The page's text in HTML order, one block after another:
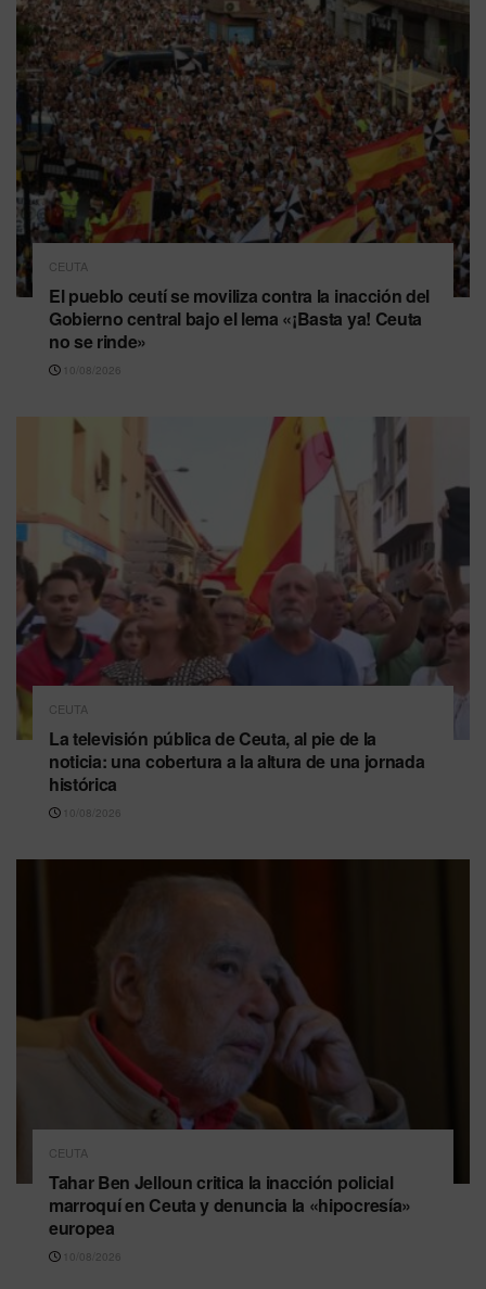
CEUTA
El pueblo ceutí se moviliza contra la inacción del
Gobierno central bajo el lema «¡Basta ya! Ceuta
no se rinde»
10/08/2026
CEUTA
La televisión pública de Ceuta, al pie de la
noticia: una cobertura a la altura de una jornada
histórica
10/08/2026
CEUTA
Tahar Ben Jelloun critica la inacción policial
marroquí en Ceuta y denuncia la «hipocresía»
europea
10/08/2026